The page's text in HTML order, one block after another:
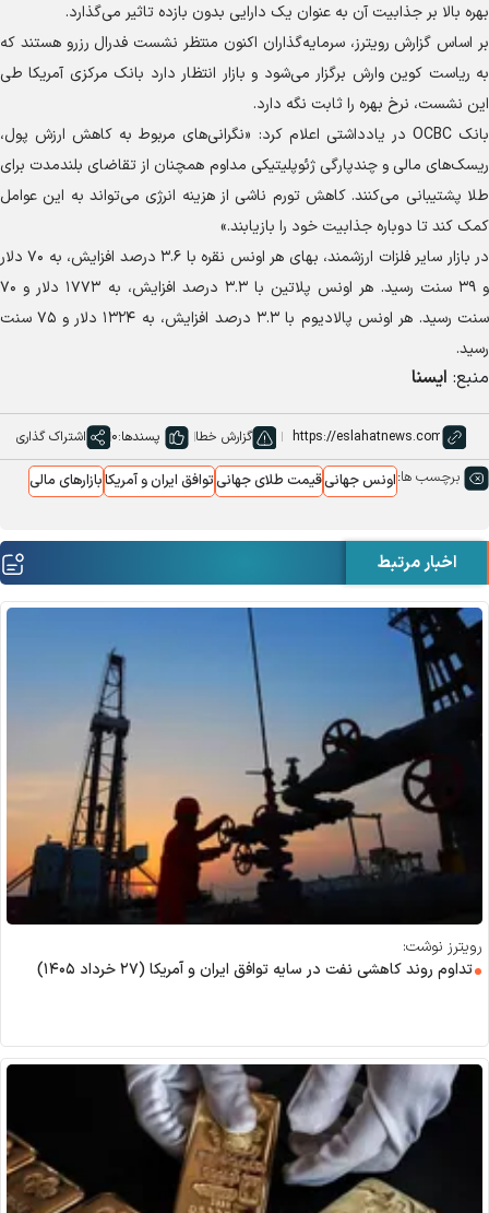
بهره بالا بر جذابیت آن به عنوان یک دارایی بدون بازده تاثیر می‌گذارد.
بر اساس گزارش رویترز، سرمایه‌گذاران اکنون منتظر نشست فدرال رزرو هستند که
به ریاست کوین وارش برگزار می‌شود و بازار انتظار دارد بانک مرکزی آمریکا طی
این نشست، نرخ بهره را ثابت نگه دارد.
بانک OCBC در یادداشتی اعلام کرد: «نگرانی‌های مربوط به کاهش ارزش پول،
ریسک‌های مالی و چندپارگی ژئوپلیتیکی مداوم همچنان از تقاضای بلندمدت برای
طلا پشتیبانی می‌کنند. کاهش تورم ناشی از هزینه انرژی می‌تواند به این عوامل
کمک کند تا دوباره جذابیت خود را بازیابند.»
در بازار سایر فلزات ارزشمند، بهای هر اونس نقره با ۳.۶ درصد افزایش، به ۷۰ دلار
و ۳۹ سنت رسید. هر اونس پلاتین با ۳.۳ درصد افزایش، به ۱۷۷۳ دلار و ۷۰
سنت رسید. هر اونس پالادیوم با ۳.۳ درصد افزایش، به ۱۳۲۴ دلار و ۷۵ سنت
رسید.
منبع: ایسنا
گزارش خطا پسندها:0 اشتراک گذاری
برچسب ها:اونس جهانیقیمت طلای جهانیتوافق ایران و آمریکابازارهای مالی
اخبار مرتبط
رویترز نوشت:
تداوم روند کاهشی نفت در سایه توافق ایران و آمریکا (۲۷ خرداد ۱۴۰۵)